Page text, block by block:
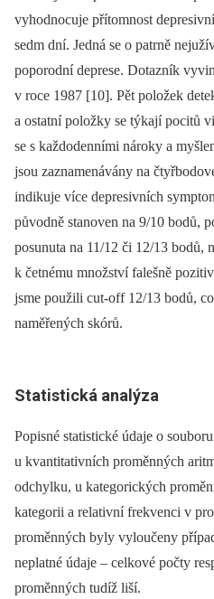
vyhodnocuje přítomnost
sedm dní. Jedná se o patrně
poporodní deprese. Dotazník
v roce 1987 [10]. Pět položek
a ostatní položky se týkají pocitů
se s každodenními nároky a
jsou zaznamenávány na
indikuje více depresivních
původně stanoven na 9/10 bodů,
posunuta na 11/12 či 12/13
k četnému množství falešně
jsme použili cut-off 12/13 bodů,
naměřených skórů.
Statistická analýza
Popisné statistické údaje o
u kvantitativních proměnných
odchylku, u kategorických
kategorii a relativní frekvenci v
proměnných byly vyloučeny
neplatné údaje –⁠ celkové počty
proměnných tudíž liší.